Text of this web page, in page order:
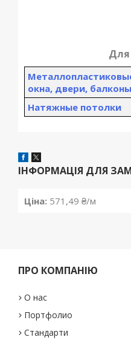
Для
окна, двери, балконы
Натяжные потолки
ІНФОРМАЦІЯ ДЛЯ
Ціна: 571,49 ₴/м
ПРО КОМПАНІЮ
О нас
Портфолио
Стандарти